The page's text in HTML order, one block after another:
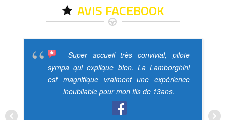
AVIS FACEBOOK
Super accueil très convivial, pilote
sympa qui explique bien. La Lamborghini
est magnifique vraiment une expérience
inoubliable pour mon fils de 13ans.